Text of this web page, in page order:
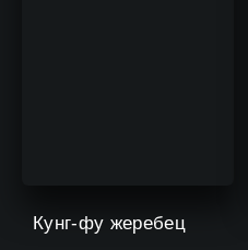
Кунг-фу жеребец